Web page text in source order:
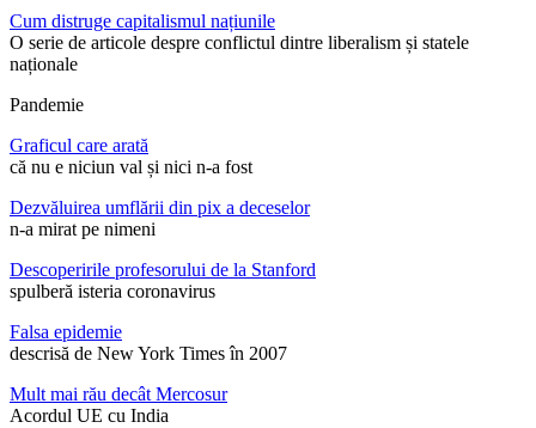
Cum distruge capitalismul națiunile
O serie de articole despre conflictul dintre liberalism și statele
naționale
Pandemie
Graficul care arată
că nu e niciun val și nici n-a fost
Dezvăluirea umflării din pix a deceselor
n-a mirat pe nimeni
Descoperirile profesorului de la Stanford
spulberă isteria coronavirus
Falsa epidemie
descrisă de New York Times în 2007
Mult mai rău decât Mercosur
Acordul UE cu India